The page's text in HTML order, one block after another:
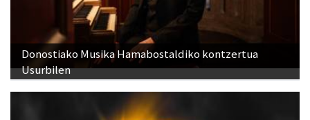
Donostiako Musika Hamabostaldiko kontzertua
Usurbilen